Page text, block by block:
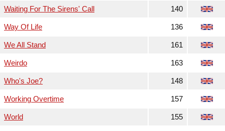
Waiting For The Sirens' Call 140
Way Of Life 136
We All Stand 161
Weirdo 163
Who's Joe? 148
Working Overtime 157
World 155